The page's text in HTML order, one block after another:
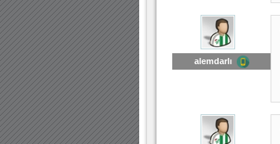
alemdarlı